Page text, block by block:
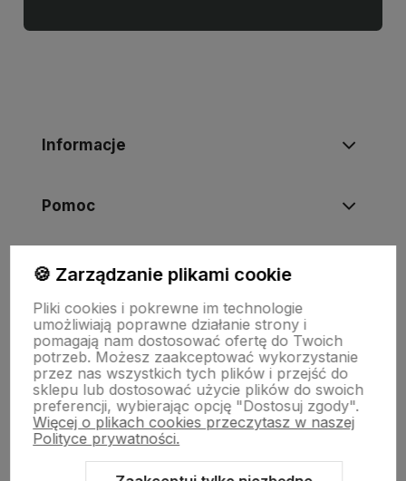
Informacje
Pomoc
Moje konto
Swiat Edibutik
🍪 Zarządzanie plikami cookie
Pliki cookies i pokrewne im technologie
umożliwiają poprawne działanie strony i
pomagają nam dostosować ofertę do Twoich
potrzeb. Możesz zaakceptować wykorzystanie
przez nas wszystkich tych plików i przejść do
sklepu lub dostosować użycie plików do swoich
preferencji, wybierając opcję "Dostosuj zgody".
Więcej o plikach cookies przeczytasz w naszej
Polityce prywatności.